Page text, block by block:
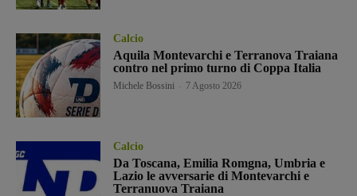
Calcio
Aquila Montevarchi e Terranova Traiana
contro nel primo turno di Coppa Italia
Michele Bossini 7 Agosto 2026
Calcio
Da Toscana, Emilia Romgna, Umbria e
Lazio le avversarie di Montevarchi e
Terranuova Traiana